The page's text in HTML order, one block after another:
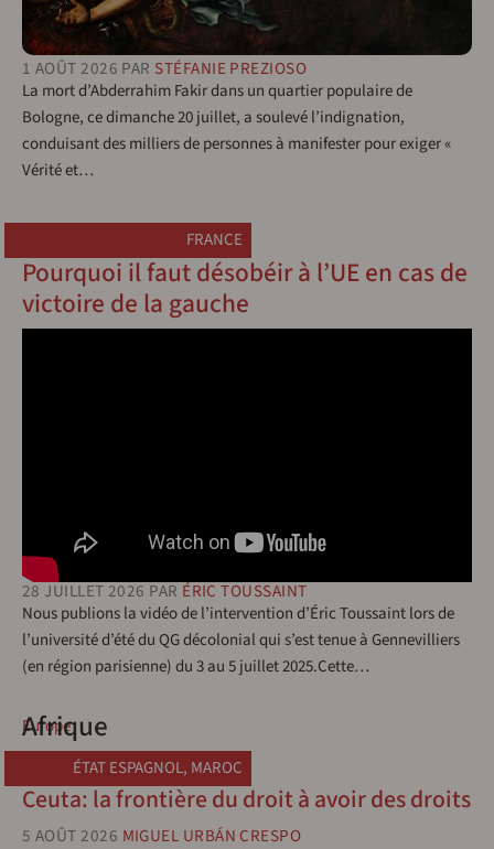
1 AOÛT 2026 PAR STÉFANIE PREZIOSO
La mort d’Abderrahim Fakir dans un quartier populaire de
Bologne, ce dimanche 20 juillet, a soulevé l’indignation,
conduisant des milliers de personnes à manifester pour exiger «
Vérité et…
FRANCE
Pourquoi il faut désobéir à l’UE en cas de
victoire de la gauche
28 JUILLET 2026 PAR ÉRIC TOUSSAINT
Nous publions la vidéo de l’intervention d’Éric Toussaint lors de
l’université d’été du QG décolonial qui s’est tenue à Gennevilliers
(en région parisienne) du 3 au 5 juillet 2025.Cette…
Europe
Afrique
ÉTAT ESPAGNOL, MAROC
Ceuta: la frontière du droit à avoir des droits
5 AOÛT 2026 MIGUEL URBÁN CRESPO